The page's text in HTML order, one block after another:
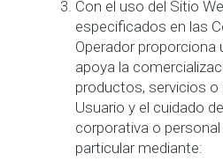
Con el uso del Sitio
especificados en las
Operador proporciona
apoya la
productos, servicios o
Usuario y el cuidado
corporativa o personal
particular mediante: